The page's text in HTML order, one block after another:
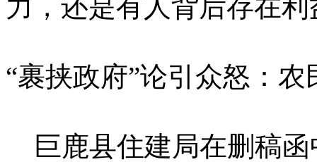
力，还是有人背后存在
“裹挟政府”论引众怒：
巨鹿县住建局在删稿函